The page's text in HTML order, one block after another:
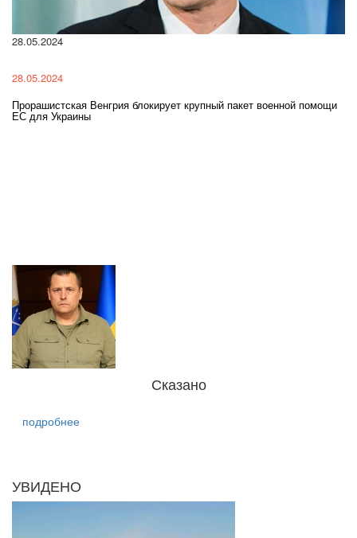
28.05.2024
28.05.2024
Прорашистская Венгрия блокирует крупный пакет военной помощи
ЕС для Украины
Сказано
подробнее
УВИДЕНО